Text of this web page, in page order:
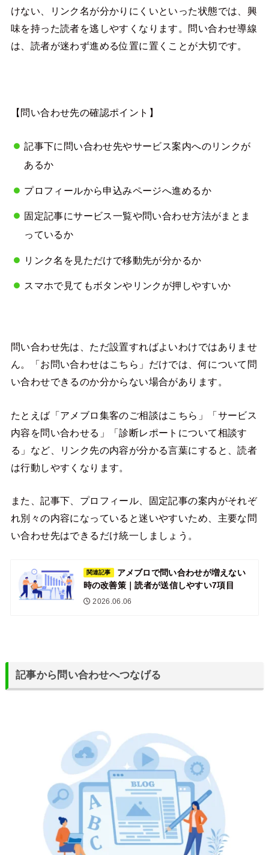
けない、リンク名が分かりにくいといった状態では、興
味を持った読者を逃しやすくなります。問い合わせ導線
は、読者が迷わず進める位置に置くことが大切です。
【問い合わせ先の確認ポイント】
記事下に問い合わせ先やサービス案内へのリンクが
あるか
プロフィールから申込みページへ進めるか
固定記事にサービス一覧や問い合わせ方法がまとま
っているか
リンク名を見ただけで移動先が分かるか
スマホで見てもボタンやリンクが押しやすいか
問い合わせ先は、ただ設置すればよいわけではありませ
ん。「お問い合わせはこちら」だけでは、何について問
い合わせできるのか分からない場合があります。
たとえば「アメブロ集客のご相談はこちら」「サービス
内容を問い合わせる」「診断レポートについて相談す
る」など、リンク先の内容が分かる言葉にすると、読者
は行動しやすくなります。
また、記事下、プロフィール、固定記事の案内がそれぞ
れ別々の内容になっていると迷いやすいため、主要な問
い合わせ先はできるだけ統一しましょう。
関連記事
アメブロで問い合わせが増えない
時の改善策｜読者が送信しやすい7項目
2026.06.06
記事から問い合わせへつなげる